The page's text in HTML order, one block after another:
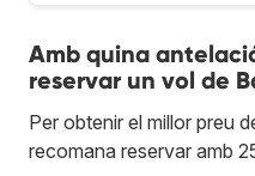
Amb quina
reservar un vol de
Per obtenir el millor preu
recomana reservar amb